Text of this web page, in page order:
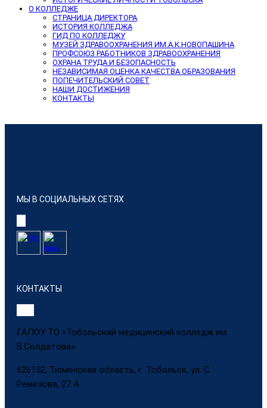
О КОЛЛЕДЖЕ
СТРАНИЦА ДИРЕКТОРА
ИСТОРИЯ КОЛЛЕДЖА
ГИД ПО КОЛЛЕДЖУ
МУЗЕЙ ЗДРАВООХРАНЕНИЯ ИМ.А.К.НОВОПАШИНА
ПРОФСОЮЗ РАБОТНИКОВ ЗДРАВООХРАНЕНИЯ
ОХРАНА ТРУДА И БЕЗОПАСНОСТЬ
НЕЗАВИСИМАЯ ОЦЕНКА КАЧЕСТВА ОБРАЗОВАНИЯ
ПОПЕЧИТЕЛЬСКИЙ СОВЕТ
НАШИ ДОСТИЖЕНИЯ
КОНТАКТЫ
МЫ В СОЦИАЛЬНЫХ СЕТЯХ
КОНТАКТЫ
ГАПОУ ТО «Тобольский медицинский колледж им.
В.Солдатова»
626152, Тюменская область, г. Тобольск, ул. С.
Ремезова, 27 А